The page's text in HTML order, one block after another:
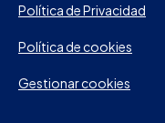
Política de Privacidad
Política de cookies
Gestionar cookies